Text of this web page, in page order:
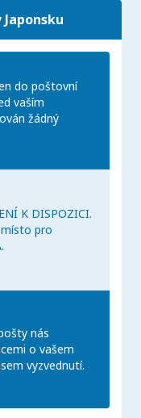
do poštovní
vaším
žádný
K DISPOZICI.
pro
nás
o vašem
vyzvednutí.